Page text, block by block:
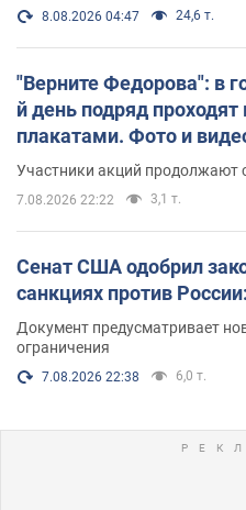
8.08.2026 04:47 24,6 т.
"Верните Федорова": в
й день подряд
плакатами. Фото и
Участники акций продолжают
7.08.2026 22:22 3,1 т.
Сенат США одобрил
санкциях против
Документ предусматривает
ограничения
7.08.2026 22:38 6,0 т.